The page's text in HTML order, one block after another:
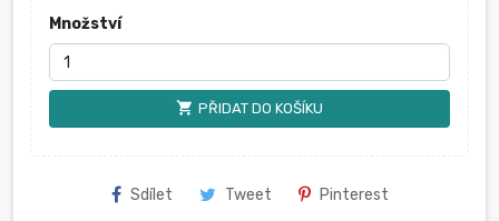
Množství
shopping_cart PŘIDAT DO KOŠÍKU
Sdílet Tweet Pinterest